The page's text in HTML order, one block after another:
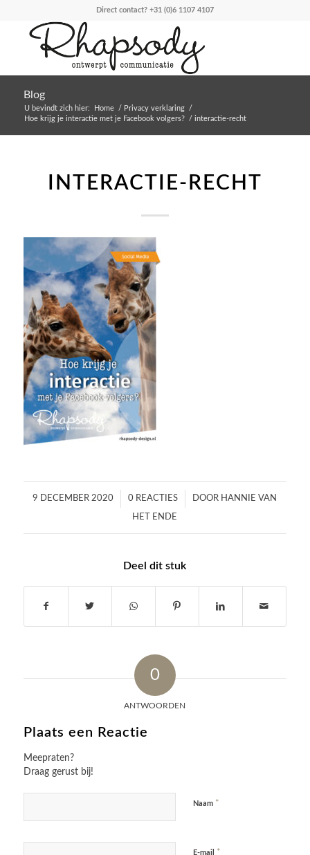
Direct contact? +31 (0)6 1107 4107
Blog
U bevindt zich hier: Home / Privacy verklaring
/
Hoe krijg je interactie met je Facebook volgers?
/ interactie-recht
INTERACTIE-RECHT
9 DECEMBER 2020
/ 0 REACTIES
/ DOOR HANNIE VAN
HET ENDE
Deel dit stuk
0
ANTWOORDEN
Plaats een Reactie
Meepraten?
Draag gerust bij!
Naam *
E-mail *